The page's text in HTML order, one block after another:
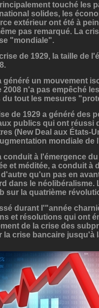
touché les
solides, les
extérieur ont été à
pas remarqué. La
"mondiale".
de 1929, la taille de
généré un mouvement
2008 n'a pas empêché
du tout les mesures
de 1929 a généré des
publics qui ont réussi
(New Deal aux États-
mondiale de
à l'émergence
et méditée, a conduit
qu'un pas en
dans le néolibéralisme.
sur la quatrième
durant l'"année
et résolutions qui ont
de la crise des
la crise bancaire jusqu'à